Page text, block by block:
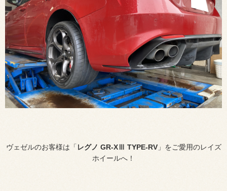
ヴェゼルのお客様は「 レグノ GR-XⅢ TYPE-RV」をご愛用のレイズ
ホイールへ！